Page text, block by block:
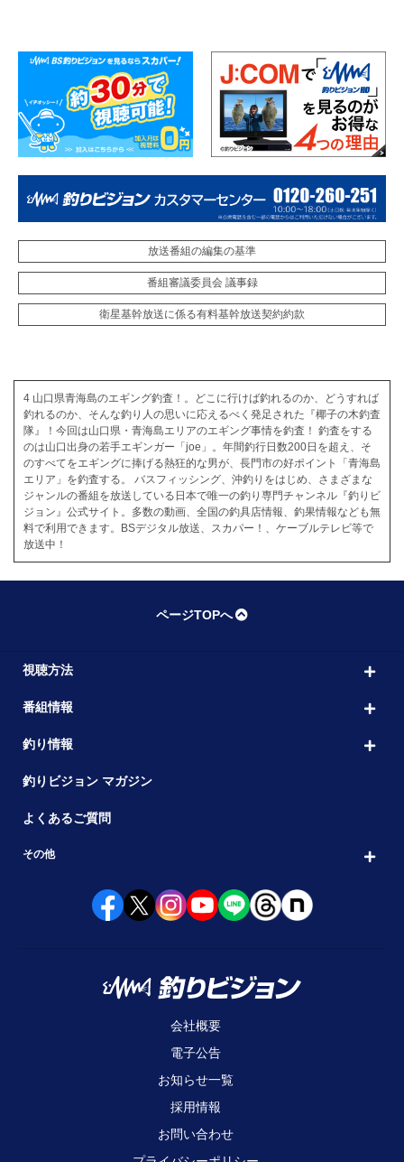
放送番組の編集の基準
番組審議委員会 議事録
衛星基幹放送に係る有料基幹放送契約約款
4 山口県青海島のエギング釣査！。どこに行けば釣れるのか、どうすれば
釣れるのか、そんな釣り人の思いに応えるべく発足された『椰子の木釣査
隊』！今回は山口県・青海島エリアのエギング事情を釣査！ 釣査をする
のは山口出身の若手エギンガー「joe」。年間釣行日数200日を超え、そ
のすべてをエギングに捧げる熱狂的な男が、長門市の好ポイント「青海島
エリア」を釣査する。 バスフィッシング、沖釣りをはじめ、さまざまな
ジャンルの番組を放送している日本で唯一の釣り専門チャンネル『釣りビ
ジョン』公式サイト。多数の動画、全国の釣具店情報、釣果情報なども無
料で利用できます。BSデジタル放送、スカパー！、ケーブルテレビ等で
放送中！
ページTOPへ
視聴方法
番組情報
釣り情報
釣りビジョン マガジン
よくあるご質問
その他
会社概要
電子公告
お知らせ一覧
採用情報
お問い合わせ